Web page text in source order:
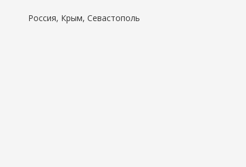
Россия, Крым, Севастополь